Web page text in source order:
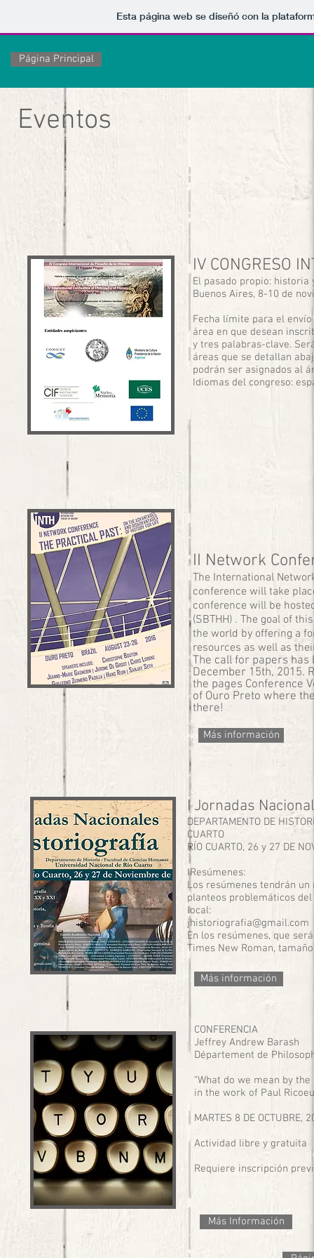
Esta página web se diseñó con la
Página Principal
Eventos
IV CONGRESO
El pasado propio:
Buenos Aires, 8-10 de
Fecha límite para el
área en que desean
y tres palabras-clave.
áreas que se detallan
podrán ser asignados al
Idiomas del congreso:
II Network
The International
conference will take
conference will be
(SBTHH) . The goal of
the world by offering a
resources as well as
The call for papers has
December 15th, 2015.
the pages Conference
of Ouro Preto where
there!
Más información
I Jornadas
DEPARTAMENTO DE
CUARTO
RÍO CUARTO, 26 y 27 DE
IResúmenes:
Los resúmenes tendrán
planteos problemáticos
local:
jhistoriografia@gmail.com
En los resúmenes, que
Times New Roman,
Más información
CONFERENCIA
Jeffrey Andrew Barash
Département de
“What do we mean by
in the work of Paul
MARTES 8 DE OCTUBRE,
Actividad libre y gratuita
Requiere inscripción
Más Información